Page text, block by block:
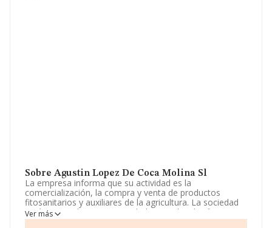
Sobre Agustin Lopez De Coca Molina Sl
La empresa informa que su actividad es la
comercialización, la compra y venta de productos
fitosanitarios y auxiliares de la agricultura. La sociedad
está registrada como Sociedad Limitada. Clasifica su
actividad CNAE como 'Intermediarios del comercio de
Ver más